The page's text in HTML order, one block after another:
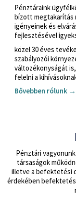
Pénztáraink
bízott megtakarítás
igényeinek és
fejlesztésével
közel 30 éves
szabályozói
változékonyságát
felelni a
Bővebben rólunk →
Pénztári
társaságok
illetve a befektetési
érdekében